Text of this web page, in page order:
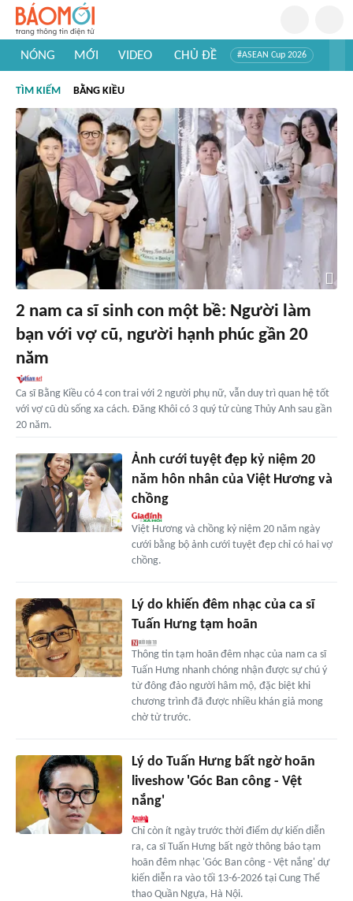
NÓNG MỚI VIDEO CHỦ ĐỀ #ASEAN Cup 2026
#Khám phá thế giới
TÌM KIẾM BẰNG KIỀU
2 nam ca sĩ sinh con một bề: Người làm
bạn với vợ cũ, người hạnh phúc gần 20
năm
Ca sĩ Bằng Kiều có 4 con trai với 2 người phụ nữ, vẫn duy trì quan hệ tốt
với vợ cũ dù sống xa cách. Đăng Khôi có 3 quý tử cùng Thủy Anh sau gần
20 năm.
Ảnh cưới tuyệt đẹp kỷ niệm 20
năm hôn nhân của Việt Hương và
chồng
Việt Hương và chồng kỷ niệm 20 năm ngày
cưới bằng bộ ảnh cưới tuyệt đẹp chỉ có hai vợ
chồng.
Lý do khiến đêm nhạc của ca sĩ
Tuấn Hưng tạm hoãn
Thông tin tạm hoãn đêm nhạc của nam ca sĩ
Tuấn Hưng nhanh chóng nhận được sự chú ý
từ đông đảo người hâm mộ, đặc biệt khi
chương trình đã được nhiều khán giả mong
chờ từ trước.
Lý do Tuấn Hưng bất ngờ hoãn
liveshow 'Góc Ban công - Vệt
nắng'
Chỉ còn ít ngày trước thời điểm dự kiến diễn
ra, ca sĩ Tuấn Hưng bất ngờ thông báo tạm
hoãn đêm nhạc 'Góc Ban công - Vệt nắng' dự
kiến diễn ra vào tối 13-6-2026 tại Cung Thể
thao Quần Ngựa, Hà Nội.